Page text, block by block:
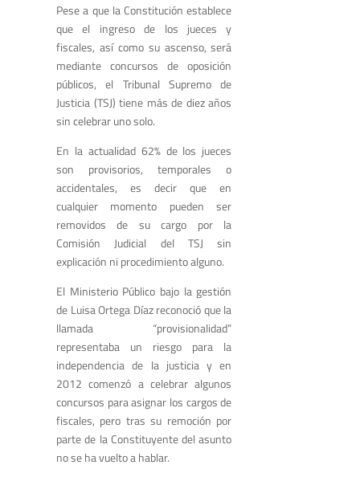
Pese a que la Constitución establece
que el ingreso de los jueces y
fiscales, así como su ascenso, será
mediante concursos de oposición
públicos, el Tribunal Supremo de
Justicia (TSJ) tiene más de diez años
sin celebrar uno solo.
En la actualidad 62% de los jueces
son provisorios, temporales o
accidentales, es decir que en
cualquier momento pueden ser
removidos de su cargo por la
Comisión Judicial del TSJ sin
explicación ni procedimiento alguno.
El Ministerio Público bajo la gestión
de Luisa Ortega Díaz reconoció que la
llamada “provisionalidad”
representaba un riesgo para la
independencia de la justicia y en
2012 comenzó a celebrar algunos
concursos para asignar los cargos de
fiscales, pero tras su remoción por
parte de la Constituyente del asunto
no se ha vuelto a hablar.